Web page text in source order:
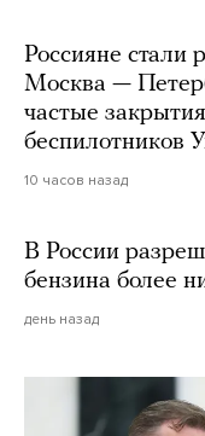
Россияне стали
Москва —
частые
беспилотников
10 часов назад
В России
бензина более
день назад